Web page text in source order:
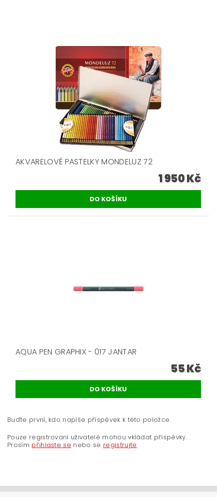
AKVARELOVÉ PASTELKY MONDELUZ 72
1 950 Kč
AQUA PEN GRAPHIX - 017 JANTAR
55 Kč
Buďte první, kdo napíše příspěvek k této položce.
Pouze registrovaní uživatelé mohou vkládat příspěvky.
Prosím přihlaste se nebo se registrujte.